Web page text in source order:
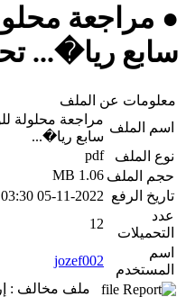
● مراجعة
سابع ريا�...
معلومات عن الملف
اسم الملف
مراجعة محلولة
سابع ريا�...
نوع الملف
pdf
حجم الملف 1.06 MB
تاريخ الرفع 05-11-2022 03:30 ص
عدد
التحميلات
12
اسم
المستخدم
jozef002
ملف مخالف :